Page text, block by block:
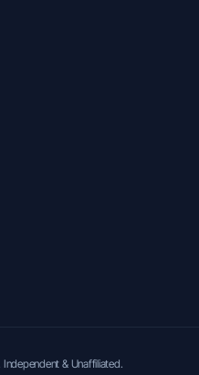
& Unaffiliated.